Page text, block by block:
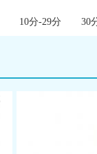
10分-29分 30